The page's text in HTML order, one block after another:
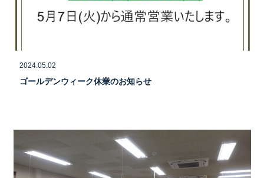
2024.05.02
ゴールデンウィーク休業のお知らせ